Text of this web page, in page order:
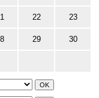
22 23
29 30